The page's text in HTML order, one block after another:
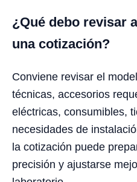
¿Qué debo revisar
una cotización?
Conviene revisar el
técnicas, accesorios
eléctricas, consumibles,
necesidades de
la cotización puede
precisión y ajustarse